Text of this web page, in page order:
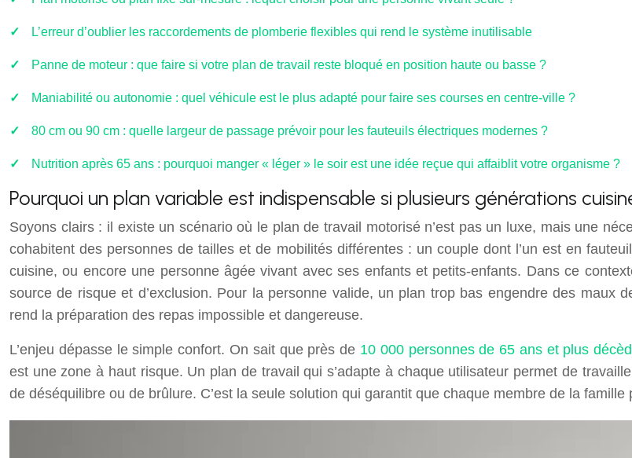
L’erreur d’oublier les raccordements de plomberie flexibles qui rend le système inutilisable
Panne de moteur : que faire si votre plan de travail reste bloqué en position haute ou basse ?
Maniabilité ou autonomie : quel véhicule est le plus adapté pour faire ses courses en centre-ville ?
80 cm ou 90 cm : quelle largeur de passage prévoir pour les fauteuils électriques modernes ?
Nutrition après 65 ans : pourquoi manger « léger » le soir est une idée reçue qui affaiblit votre organisme ?
Pourquoi un plan variable est indispensable si plusieurs générations
Soyons clairs : il existe un scénario où le plan de travail motorisé n’est pas un luxe, mais une
cohabitent des personnes de tailles et de mobilités différentes : un couple dont l’un est en
cuisine, ou encore une personne âgée vivant avec ses enfants et petits-enfants. Dans ce
source de risque et d’exclusion. Pour la personne valide, un plan trop bas engendre des maux
rend la préparation des repas impossible et dangereuse.
L’enjeu dépasse le simple confort. On sait que près de 10 000 personnes de 65 ans et plus
est une zone à haut risque. Un plan de travail qui s’adapte à chaque utilisateur permet de
de déséquilibre ou de brûlure. C’est la seule solution qui garantit que chaque membre de la